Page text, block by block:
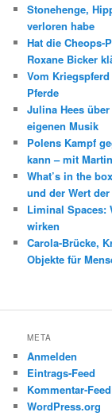
Stonehenge,
verloren habe
Hat die Cheops-
Roxane Bicker
Vom
Pferde
Julina Hees
eigenen Musik
Polens Kampf
kann – mit
What’s in the
und der Wert
Liminal Spaces:
wirken
Carola-Brücke,
Objekte für
META
Anmelden
Eintrags-Feed
Kommentar-Feed
WordPress.org